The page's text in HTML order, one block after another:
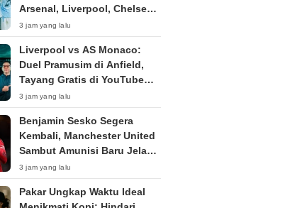
Arsenal, Liverpool, Chelsea
Ramaikan Pramusim
3 jam yang lalu
Liverpool vs AS Monaco:
Duel Pramusim di Anfield,
Tayang Gratis di YouTube
Hanif Thamrin Minggu Malam
3 jam yang lalu
Benjamin Sesko Segera
Kembali, Manchester United
Sambut Amunisi Baru Jelang
Premier League 2026/2027
3 jam yang lalu
Pakar Ungkap Waktu Ideal